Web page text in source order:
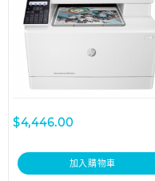
$4,446.00
加入購物車